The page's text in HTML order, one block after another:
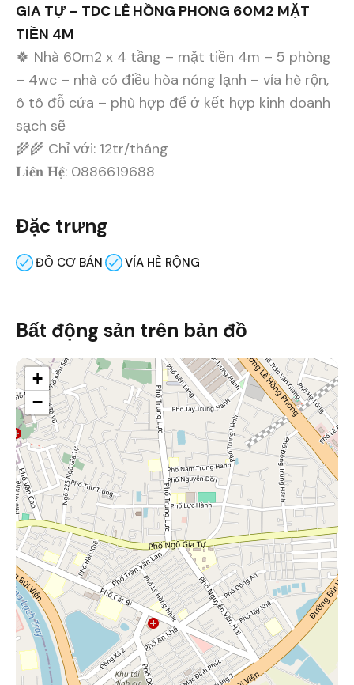
GIA TỰ – TDC LÊ HỒNG PHONG 60M2 MẶT
TIỀN 4M
🍀 Nhà 60m2 x 4 tầng – mặt tiền 4m – 5 phòng
– 4wc – nhà có điều hòa nóng lạnh – vỉa hè rộn,
ô tô đỗ cửa – phù hợp để ở kết hợp kinh doanh
sạch sẽ
🌾🌾 Chỉ với: 12tr/tháng
𝐋𝐢𝐞̂𝐧 𝐇𝐞̣̂: 0886619688
Đặc trưng
ĐỒ CƠ BẢN VỈA HÈ RỘNG
Bất động sản trên bản đồ
+
−